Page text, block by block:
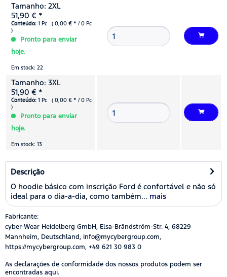
Tamanho: 2XL
51,90 € *
Conteúdo: 1 Pc ( 0,00 € * / 0 Pc
)
Pronto para enviar
hoje.
Em stock: 22
Tamanho: 3XL
51,90 € *
Conteúdo: 1 Pc ( 0,00 € * / 0 Pc
)
Pronto para enviar
hoje.
Em stock: 13
Descrição
O hoodie básico com inscrição Ford é confortável e não só
ideal para o dia-a-dia, como também... mais
Fabricante:
cyber-Wear Heidelberg GmbH, Elsa-Brändström-Str. 4, 68229
Mannheim, Deutschland, Info@mycybergroup.com,
https://mycybergroup.com, +49 621 30 983 0
As declarações de conformidade dos nossos produtos podem ser
encontradas aqui.